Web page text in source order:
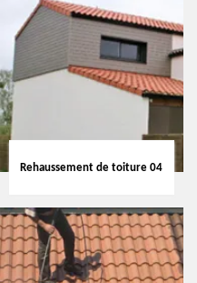
Rehaussement de toiture 04